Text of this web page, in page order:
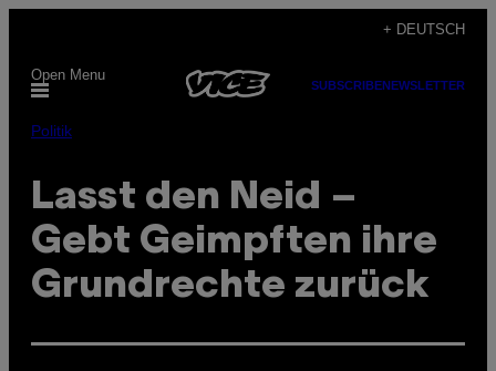
content
+ DEUTSCH
Open Menu
SUBSCRIBENEWSLETTER
Politik
Lasst den Neid –
Gebt Geimpften ihre
Grundrechte zurück